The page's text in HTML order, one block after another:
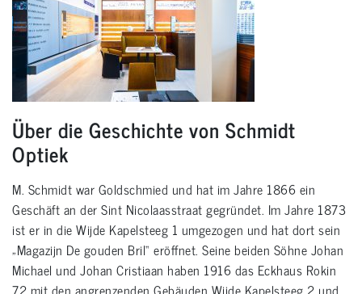
Über die Geschichte von Schmidt
Optiek
M. Schmidt war Goldschmied und hat im Jahre 1866 ein
Geschäft an der Sint Nicolaasstraat gegründet. Im Jahre 1873
ist er in die Wijde Kapelsteeg 1 umgezogen und hat dort sein
„Magazijn De gouden Bril“ eröffnet. Seine beiden Söhne Johan
Michael und Johan Cristiaan haben 1916 das Eckhaus Rokin